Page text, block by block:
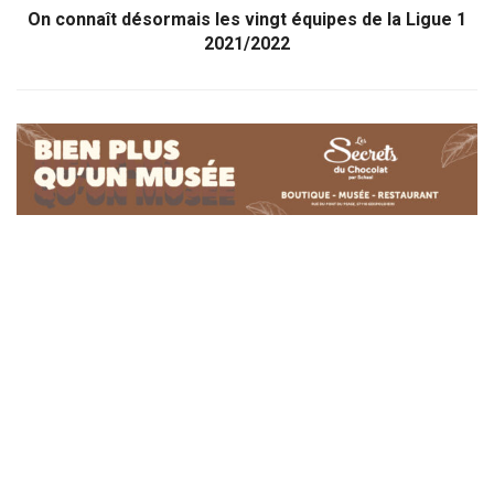
On connaît désormais les vingt équipes de la Ligue 1
2021/2022